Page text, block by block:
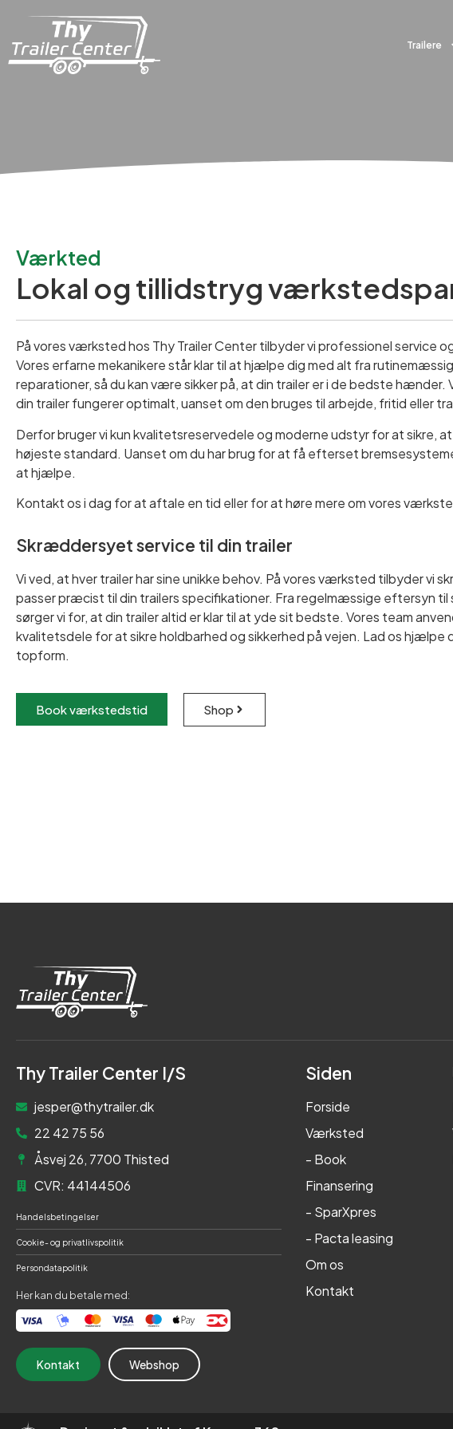
Trailere
Værkted
Lokal og tillidstryg
På vores værksted hos Thy Trailer Center tilbyder vi professionel service
Vores erfarne mekanikere står klar til at hjælpe dig med alt fra
reparationer, så du kan være sikker på, at din trailer er i de bedste hænder.
din trailer fungerer optimalt, uanset om den bruges til arbejde, fritid eller
Derfor bruger vi kun kvalitetsreservedele og moderne udstyr for at sikre,
højeste standard. Uanset om du har brug for at få efterset
at hjælpe.
Kontakt os i dag for at aftale en tid eller for at høre mere om vores
Skræddersyet service til din trailer
Vi ved, at hver trailer har sine unikke behov. På vores værksted tilbyder vi
passer præcist til din trailers specifikationer. Fra regelmæssige eftersyn til
sørger vi for, at din trailer altid er klar til at yde sit bedste. Vores team
kvalitetsdele for at sikre holdbarhed og sikkerhed på vejen. Lad os hjælpe
topform.
Book værkstedstid Shop
Thy Trailer Center I/S
jesper@thytrailer.dk
22 42 75 56
Åsvej 26, 7700 Thisted
CVR: 44144506
Handelsbetingelser
Cookie- og privatlivspolitik
Persondatapolitik
Her kan du betale med:
Kontakt Webshop
Siden
Forside
Værksted
- Book
Finansering
- SparXpres
- Pacta leasing
Om os
Kontakt